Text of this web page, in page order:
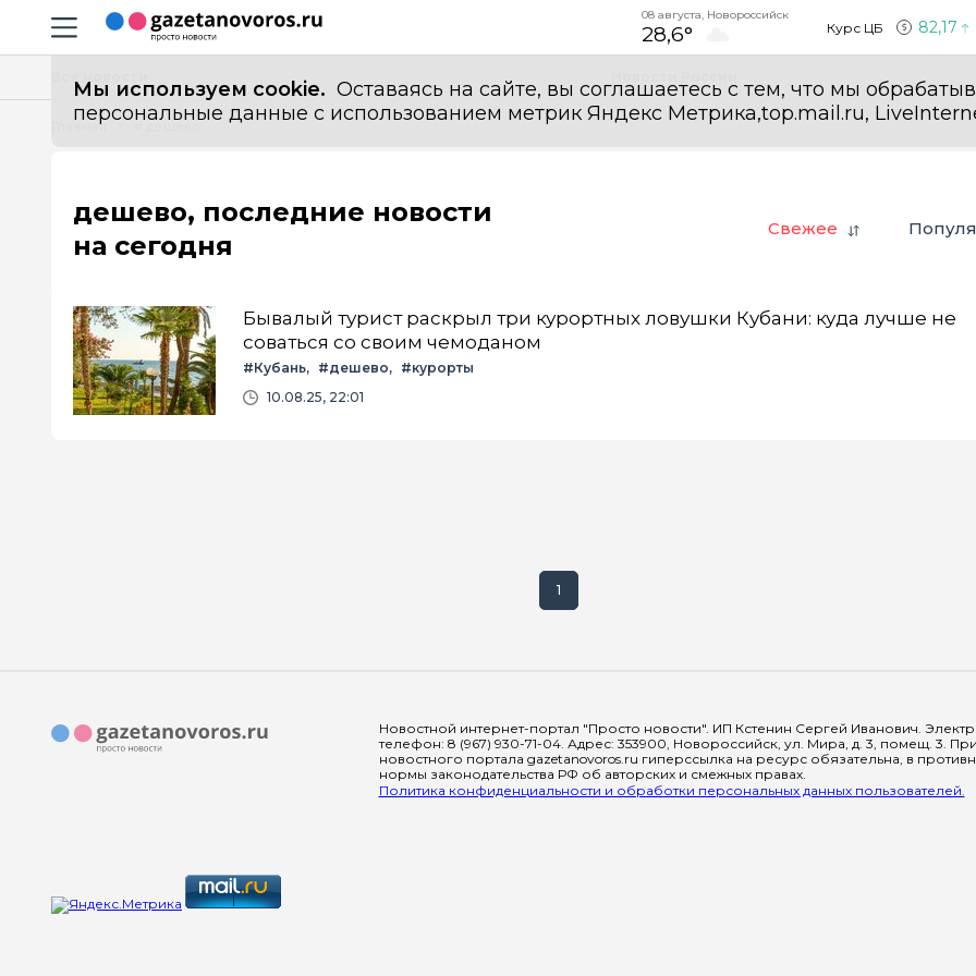
Навигация сайта
08 августа, Новороссийск
28,6° Курс ЦБ 82,17
Мы используем cookie. Оставаясь на сайте, вы соглашаетесь с тем, что мы
персональные данные с использованием метрик Яндекс Метрика,top.mail.ru,
Главная # дешево
дешево, последние новости
на сегодня
Свежее
Бывалый турист раскрыл три курортных ловушки Кубани: куда лучше не
соваться со своим чемоданом
#Кубань #дешево
#курорты
10.08.25, 22:01
1
Новостной интернет-портал "Просто новости". ИП Кстенин Сергей Иванович.
телефон: 8 (967) 930-71-04. Адрес: 353900, Новороссийск, ул. Мира, д. 3, помещ. 3.
новостного портала gazetanovoros.ru гиперссылка на ресурс обязательна, в
нормы законодательства РФ об авторских и смежных правах.
Политика конфиденциальности и обработки персональных данных пользователей.